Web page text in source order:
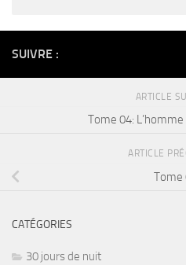
SUIVRE :
ARTICLE
Tome 04:
ARTICLE
Tome
CATÉGORIES
30 jours de nuit